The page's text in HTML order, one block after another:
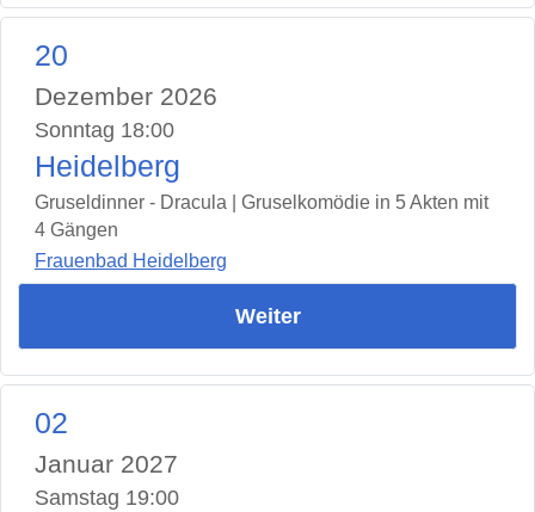
20
Dezember 2026
Sonntag 18:00
Heidelberg
Gruseldinner - Dracula | Gruselkomödie in 5 Akten mit
4 Gängen
Frauenbad Heidelberg
Weiter
02
Januar 2027
Samstag 19:00